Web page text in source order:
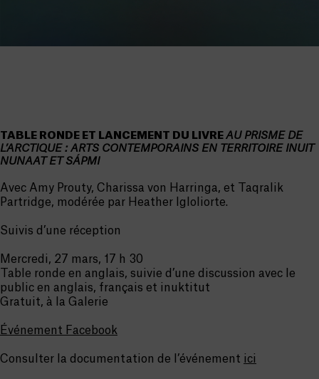
TABLE RONDE ET LANCEMENT DU LIVRE AU PRISME DE
L’ARCTIQUE : ARTS CONTEMPORAINS EN TERRITOIRE INUIT
NUNAAT ET SÁPMI
Avec Amy Prouty, Charissa von Harringa, et Taqralik
Partridge, modérée par Heather Igloliorte.
Suivis d’une réception
Mercredi, 27 mars, 17 h 30
Table ronde en anglais, suivie d’une discussion avec le
public en anglais, français et inuktitut
Gratuit, à la Galerie
Événement Facebook
Consulter la documentation de l’événement ici